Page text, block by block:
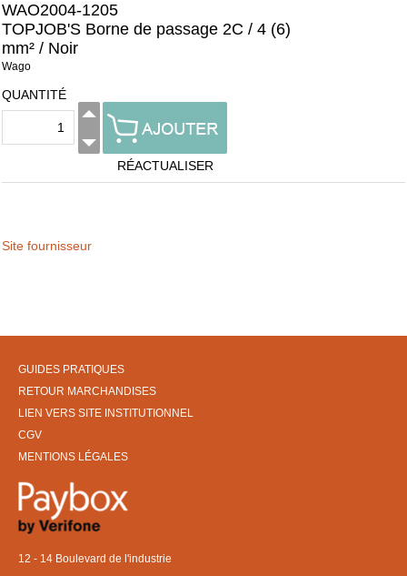
WAO2004-1205
TOPJOB'S Borne de passage 2C / 4 (6)
mm² / Noir
Wago
QUANTITÉ
RÉACTUALISER
Site fournisseur
GUIDES PRATIQUES
RETOUR MARCHANDISES
LIEN VERS SITE INSTITUTIONNEL
CGV
MENTIONS LÉGALES
12 - 14 Boulevard de l'industrie